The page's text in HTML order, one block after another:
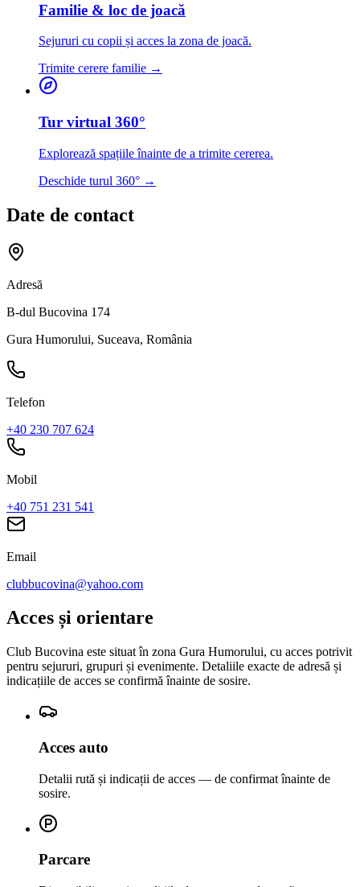
Familie & loc de joacă
Sejururi cu copii și acces la zona de joacă.
Trimite cerere familie →
Tur virtual 360°
Explorează spațiile înainte de a trimite cererea.
Deschide turul 360° →
Date de contact
Adresă
B-dul Bucovina 174
Gura Humorului, Suceava, România
Telefon
+40 230 707 624
Mobil
+40 751 231 541
Email
clubbucovina@yahoo.com
Acces și orientare
Club Bucovina este situat în zona Gura Humorului, cu acces potrivit
pentru sejururi, grupuri și evenimente. Detaliile exacte de adresă și
indicațiile de acces se confirmă înainte de sosire.
Acces auto
Detalii rută și indicații de acces — de confirmat înainte de
sosire.
Parcare